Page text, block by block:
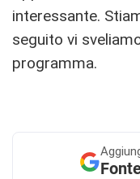
interessante.
seguito vi
programma.